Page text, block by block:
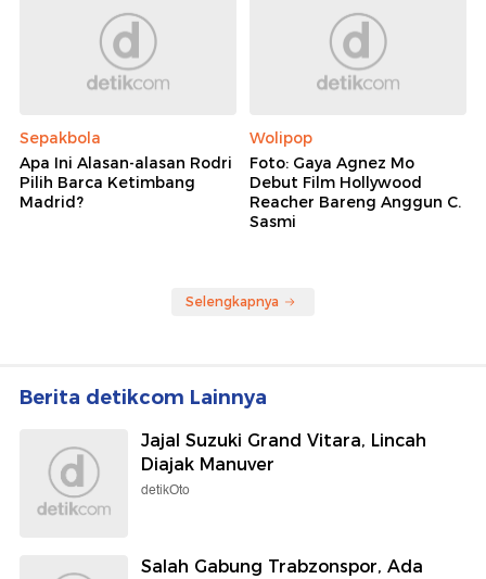
Sepakbola
Apa Ini Alasan-alasan Rodri
Pilih Barca Ketimbang
Madrid?
Wolipop
Foto: Gaya Agnez Mo
Debut Film Hollywood
Reacher Bareng Anggun C.
Sasmi
Selengkapnya
Berita detikcom Lainnya
Jajal Suzuki Grand Vitara, Lincah
Diajak Manuver
detikOto
Salah Gabung Trabzonspor, Ada